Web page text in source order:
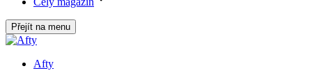
Přejít na menu
Afty